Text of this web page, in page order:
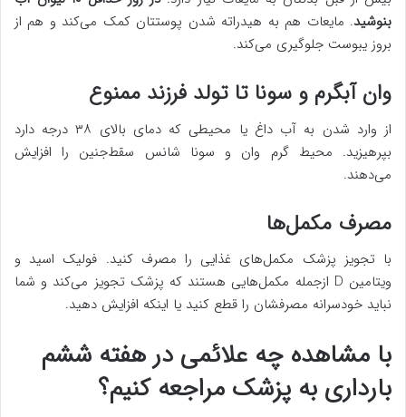
بنوشید. مایعات هم به هیدراته شدن پوستتان کمک می‌کند و هم از
بروز یبوست جلوگیری می‌کند.
وان آبگرم و سونا تا تولد فرزند ممنوع
از وارد شدن به آب داغ یا محیطی که دمای بالای ۳۸ درجه دارد
بپرهیزید. محیط گرم وان و سونا شانس سقط‌جنین را افزایش
می‌دهند.
مصرف مکمل‌ها
با تجویز پزشک مکمل‌های غذایی را مصرف کنید. فولیک اسید و
ویتامین D ازجمله مکمل‌هایی هستند که پزشک تجویز می‌کند و شما
نباید خودسرانه مصرفشان را قطع کنید یا اینکه افزایش دهید.
با مشاهده چه علائمی در هفته ششم
بارداری به پزشک مراجعه کنیم؟